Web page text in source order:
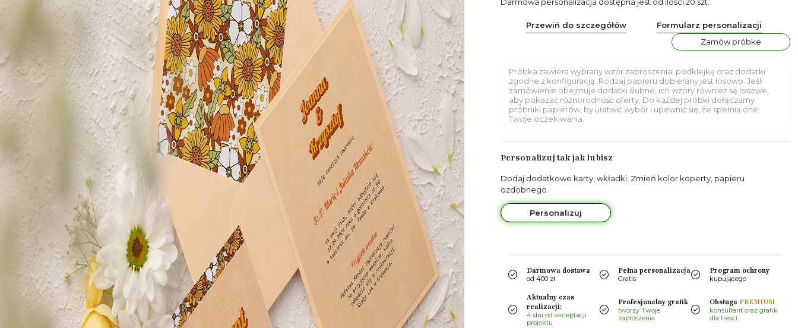
Przewiń do szczegółów
Formularz personalizacji
Zamów próbke
Próbka zawiera wybrany wzór zaproszenia, podklejkę oraz dodatki
zgodne z konfiguracją. Rodzaj papieru dobierany jest losowo. Jeśli
zamówienie obejmuje dodatki ślubne, ich wzory również są losowe,
aby pokazać różnorodność oferty. Do każdej próbki dołączamy
próbniki papierów, by ułatwić wybór i upewnić się, że spełnią one
Twoje oczekiwania.
Personalizuj tak jak lubisz
Dodaj dodatkowe karty, wkładki. Zmień kolor koperty, papieru
ozdobnego.
Personalizuj
Darmowa dostawa
od 400 zł
Pełna personalizacja
Gratis
Program ochrony
kupującego
Aktualny czas
realizacji:
4 dni od akceptacji
projektu
Profesjonalny grafik
tworzy Twoje
zaproszenia
Obsługa PREMIUM
konsultant oraz grafik
dla treści